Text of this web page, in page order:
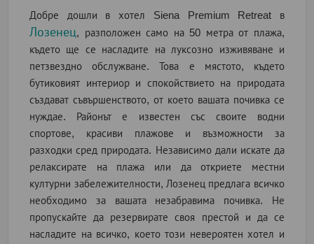
Добре дошли в хотел Siena Premium Retreat в
Лозенец, разположен само на 50 метра от плажа,
където ще се насладите на луксозно изживяване и
петзвездно обслужване. Това е мястото, където
бутиковият интериор и спокойствието на природата
създават съвършенството, от което вашата почивка се
нуждае. Районът е известен със своите водни
спортове, красиви плажове и възможности за
разходки сред природата. Независимо дали искате да
релаксирате на плажа или да откриете местни
културни забележителности, Лозенец предлага всичко
необходимо за вашата незабравима почивка. Не
пропускайте да резервирате своя престой и да се
насладите на всичко, което този невероятен хотел и